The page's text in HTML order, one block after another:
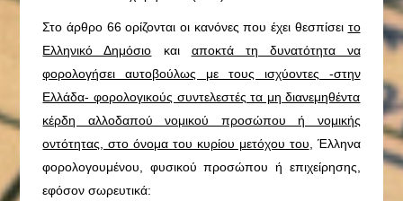
Στο άρθρο 66 ορίζονται οι κανόνες που έχει θεσπίσει το
Ελληνικό Δημόσιο και αποκτά τη δυνατότητα να
φορολογήσει αυτοβούλως με τους ισχύοντες -στην
Ελλάδα- φορολογικούς συντελεστές τα μη διανεμηθέντα
κέρδη αλλοδαπού νομικού προσώπου ή νομικής
οντότητας, στο όνομα του κυρίου μετόχου του, Έλληνα
φορολογουμένου, φυσικού προσώπου ή επιχείρησης,
εφόσον σωρευτικά: